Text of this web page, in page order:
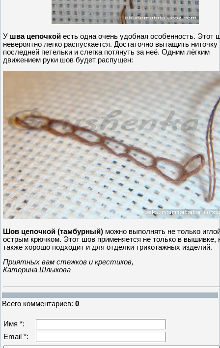
У шва цепочкой есть одна очень удобная особенность. Этот
невероятно легко распускается. Достаточно вытащить ниточку
последней петельки и слегка потянуть за неё. Одним лёгким
движением руки шов будет распущен:
Шов цепочкой (тамбурный) можно выполнять не только
острым крючком. Этот шов применяется не только в вышивке,
также хорошо подходит и для отделки трикотажных изделий.
Приятных вам стежков и крестиков,
Катерина Шлыкова
Всего комментариев: 0
Имя *:
Email *: